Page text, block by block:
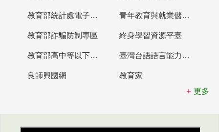
教育部統計處電子書櫃 青年教育與就業儲蓄帳戶
教育部詐騙防制專區 終身學習資源平臺
教育部高中等以下學校及幼兒園教師資格檢定考試 臺灣台語語言能力認證網站
良師興國網
教育家
更多